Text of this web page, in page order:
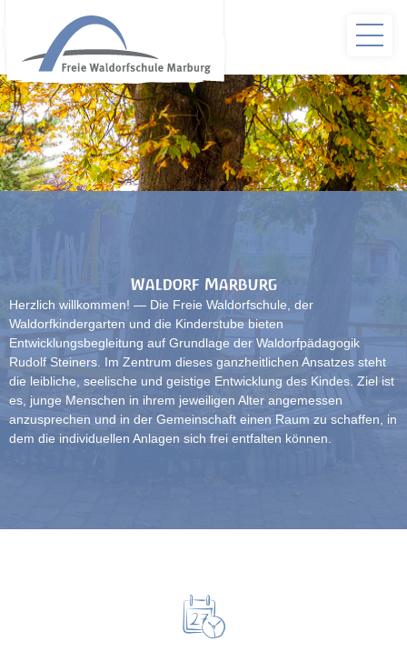
Waldorf Marburg
Herzlich willkommen! — Die Freie Waldorfschule, der
Waldorfkindergarten und die Kinderstube bieten
Entwicklungsbegleitung auf Grundlage der Waldorfpädagogik
Rudolf Steiners. Im Zentrum dieses ganzheitlichen Ansatzes steht
die leibliche, seelische und geistige Entwicklung des Kindes. Ziel ist
es, junge Menschen in ihrem jeweiligen Alter angemessen
anzusprechen und in der Gemeinschaft einen Raum zu schaffen, in
dem die individuellen Anlagen sich frei entfalten können.